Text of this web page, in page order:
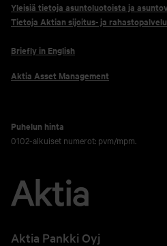
Yleisiä tietoja asuntoluotoista ja
Tietoja Aktian sijoitus- ja
Briefly in English
Aktia Asset Management
Puhelun hinta
0102-alkuiset numerot: pvm/mpm.
Aktia Pankki Oyj